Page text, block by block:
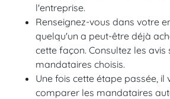
l'entreprise.
Renseignez-vous dans votre
quelqu'un a peut-être déjà
cette façon. Consultez les avis
mandataires choisis.
Une fois cette étape passée, il
comparer les mandataires